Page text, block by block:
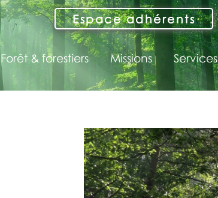
Espace adhérents
Forêt & forestiers Missions Services